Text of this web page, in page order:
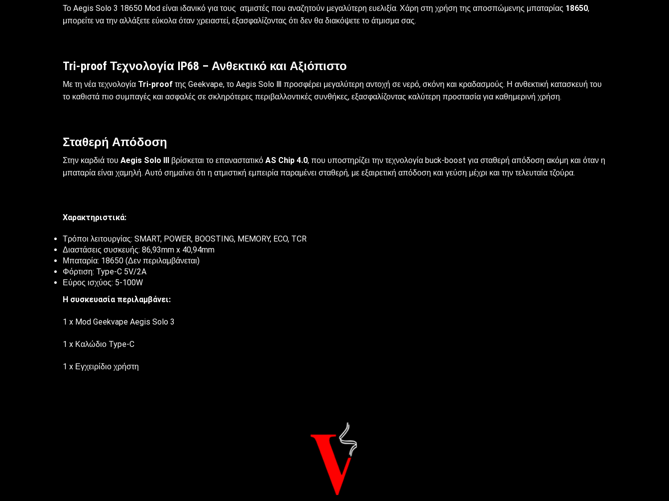
Το Aegis Solo 3 18650 Mod είναι ιδανικό για τους ατμιστές που αναζητούν μεγαλύτερη ευελιξία. Χάρη στη χρήση της αποσπώμενης μπαταρίας 18650,
μπορείτε να την αλλάξετε εύκολα όταν χρειαστεί, εξασφαλίζοντας ότι δεν θα διακόψετε το άτμισμα σας.
Tri-proof Τεχνολογία IP68 – Ανθεκτικό και Αξιόπιστο
Με τη νέα τεχνολογία Tri-proof της Geekvape, το Aegis Solo Ⅲ προσφέρει μεγαλύτερη αντοχή σε νερό, σκόνη και κραδασμούς. Η ανθεκτική κατασκευή του
το καθιστά πιο συμπαγές και ασφαλές σε σκληρότερες περιβαλλοντικές συνθήκες, εξασφαλίζοντας καλύτερη προστασία για καθημερινή χρήση.
Σταθερή Απόδοση
Στην καρδιά του Aegis Solo Ⅲ βρίσκεται το επαναστατικό AS Chip 4.0, που υποστηρίζει την τεχνολογία buck-boost για σταθερή απόδοση ακόμη και όταν η
μπαταρία είναι χαμηλή. Αυτό σημαίνει ότι η ατμιστική εμπειρία παραμένει σταθερή, με εξαιρετική απόδοση και γεύση μέχρι και την τελευταία τζούρα.
Χαρακτηριστικά:
Τρόποι λειτουργίας: SMART, POWER, BOOSTING, MEMORY, ECO, TCR
Διαστάσεις συσκευής: 86,93mm x 40,94mm
Μπαταρία: 18650 (Δεν περιλαμβάνεται)
Φόρτιση: Type-C 5V/2A
Εύρος ισχύος: 5-100W
Η συσκευασία περιλαμβάνει:
1 x Mod Geekvape Aegis Solo 3
1 x Καλώδιο Type-C
1 x Εγχειρίδιο χρήστη